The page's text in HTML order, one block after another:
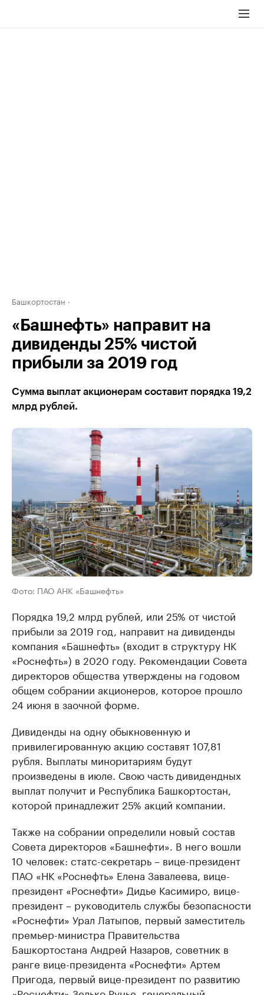
Башкортостан
«Башнефть» направит на
дивиденды 25% чистой
прибыли за 2019 год
Сумма выплат акционерам составит порядка 19,2
млрд рублей.
Фото: ПАО АНК «Башнефть»
Порядка 19,2 млрд рублей, или 25% от чистой
прибыли за 2019 год, направит на дивиденды
компания «Башнефть» (входит в структуру НК
«Роснефть») в 2020 году. Рекомендации Совета
директоров общества утверждены на годовом
общем собрании акционеров, которое прошло
24 июня в заочной форме.
Дивиденды на одну обыкновенную и
привилегированную акцию составят 107,81
рубля. Выплаты миноритариям будут
произведены в июле. Свою часть дивидендных
выплат получит и Республика Башкортостан,
которой принадлежит 25% акций компании.
Также на собрании определили новый состав
Совета директоров «Башнефти». В него вошли
10 человек: статс-секретарь – вице-президент
ПАО «НК «Роснефть» Елена Завалеева, вице-
президент «Роснефти» Дидье Касимиро, вице-
президент – руководитель службы безопасности
«Роснефти» Урал Латыпов, первый заместитель
премьер-министра Правительства
Башкортостана Андрей Назаров, советник в
ранге вице-президента «Роснефти» Артем
Пригода, первый вице-президент по развитию